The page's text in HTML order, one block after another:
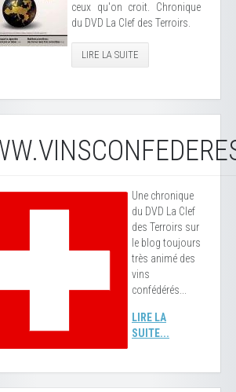
ceux qu'on croit. Chronique
du DVD La Clef des Terroirs.
LIRE LA SUITE
Une chronique
du DVD La Clef
des Terroirs sur
le blog toujours
très animé des
vins
confédérés...
LIRE LA
SUITE...